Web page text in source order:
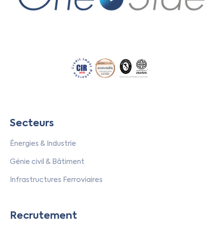
Secteurs
Énergies & Industrie
Génie civil & Bâtiment
Infrastructures Ferroviaires
Recrutement